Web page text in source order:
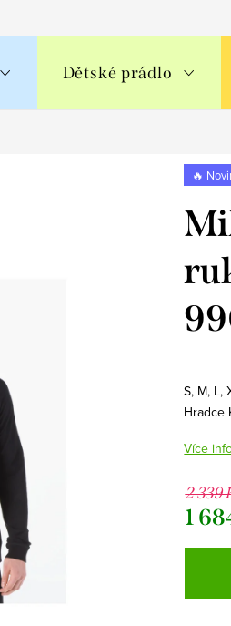
Dětské prádlo
🔥
S, M, L,
Hradce
Více
2 339
1
Měrná